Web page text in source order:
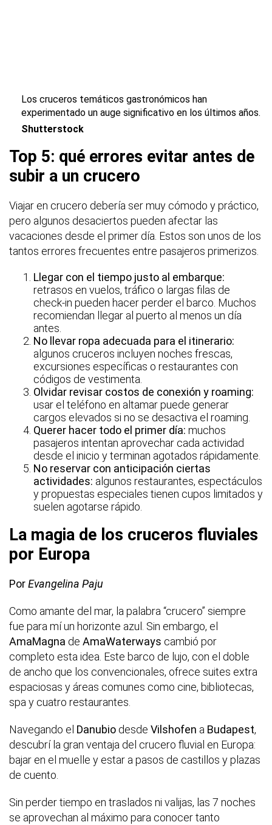
Los cruceros temáticos gastronómicos han
experimentado un auge significativo en los últimos años.
Shutterstock
Top 5: qué errores evitar antes de
subir a un crucero
Viajar en crucero debería ser muy cómodo y práctico,
pero algunos desaciertos pueden afectar las
vacaciones desde el primer día. Estos son unos de los
tantos errores frecuentes entre pasajeros primerizos.
Llegar con el tiempo justo al embarque:
retrasos en vuelos, tráfico o largas filas de
check-in pueden hacer perder el barco. Muchos
recomiendan llegar al puerto al menos un día
antes.
No llevar ropa adecuada para el itinerario:
algunos cruceros incluyen noches frescas,
excursiones específicas o restaurantes con
códigos de vestimenta.
Olvidar revisar costos de conexión y roaming:
usar el teléfono en altamar puede generar
cargos elevados si no se desactiva el roaming.
Querer hacer todo el primer día: muchos
pasajeros intentan aprovechar cada actividad
desde el inicio y terminan agotados rápidamente.
No reservar con anticipación ciertas
actividades: algunos restaurantes, espectáculos
y propuestas especiales tienen cupos limitados y
suelen agotarse rápido.
La magia de los cruceros fluviales
por Europa
PorEvangelina Paju
Como amante del mar, la palabra “crucero” siempre
fue para mí un horizonte azul. Sin embargo, el
AmaMagna de AmaWaterways cambió por
completo esta idea. Este barco de lujo, con el doble
de ancho que los convencionales, ofrece suites extra
espaciosas y áreas comunes como cine, bibliotecas,
spa y cuatro restaurantes.
Navegando el Danubio desde Vilshofen a Budapest,
descubrí la gran ventaja del crucero fluvial en Europa:
bajar en el muelle y estar a pasos de castillos y plazas
de cuento.
Sin perder tiempo en traslados ni valijas, las 7 noches
se aprovechan al máximo para conocer tanto